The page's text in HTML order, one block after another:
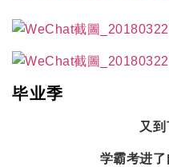
毕业季
又
学霸考进